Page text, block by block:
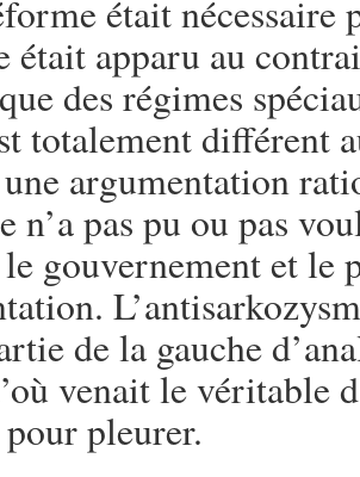
était nécessaire
était apparu au
des régimes
totalement différent
argumentation
n’a pas pu ou pas
gouvernement et le
de la gauche
venait le véritable
pleurer.